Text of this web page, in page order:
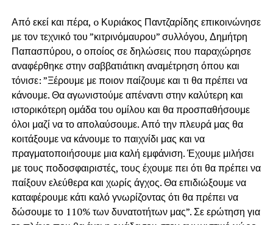
Από εκεί και πέρα, o Κυριάκος Παντζαρίδης επικοινώνησε
με τον τεχνικό του ”κιτρινόμαυρου” συλλόγου, Δημήτρη
Παπασπύρου, ο οποίος σε δηλώσεις που παραχώρησε
αναφέρθηκε στην σαββατιάτικη αναμέτρηση όπου και
τόνισε: ”Ξέρουμε με ποιον παίζουμε και τι θα πρέπει να
κάνουμε. Θα αγωνιστούμε απέναντι στην καλύτερη και
ιστορικότερη ομάδα του ομίλου και θα προσπαθήσουμε
όλοι μαζί να το απολαύσουμε. Από την πλευρά μας θα
κοιτάξουμε να κάνουμε το παιχνίδι μας και να
πραγματοποιήσουμε μια καλή εμφάνιση. Έχουμε μιλήσει
με τους ποδοσφαιριστές, τους έχουμε πει ότι θα πρέπει να
παίξουν ελεύθερα και χωρίς άγχος. Θα επιδιώξουμε να
καταφέρουμε κάτι καλό γνωρίζοντας ότι θα πρέπει να
δώσουμε το 110% των δυνατοτήτων μας”. Σε ερώτηση για